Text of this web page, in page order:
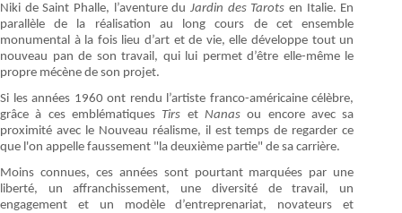
Niki de Saint Phalle, l’aventure du Jardin des Tarots en Italie. En
parallèle de la réalisation au long cours de cet ensemble
monumental à la fois lieu d’art et de vie, elle développe tout un
nouveau pan de son travail, qui lui permet d’être elle-même le
propre mécène de son projet.
Si les années 1960 ont rendu l’artiste franco-américaine célèbre,
grâce à ces emblématiques Tirs et Nanasou encore avec sa
proximité avec le Nouveau réalisme, il est temps de regarder ce
que l'on appelle faussement "la deuxième partie" de sa carrière.
Moins connues, ces années sont pourtant marquées par une
liberté, un affranchissement, une diversité de travail, un
engagement et un modèle d’entreprenariat, novateurs et